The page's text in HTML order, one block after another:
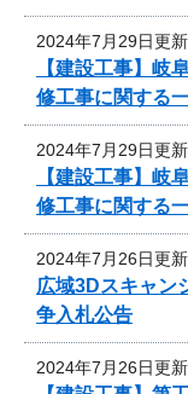
2024年7月29日更新
【建設工事】岐
修工事に関する
2024年7月29日更新
【建設工事】岐
修工事に関する
2024年7月26日更新
広域3Dスキャン
争入札公告
2024年7月26日更新